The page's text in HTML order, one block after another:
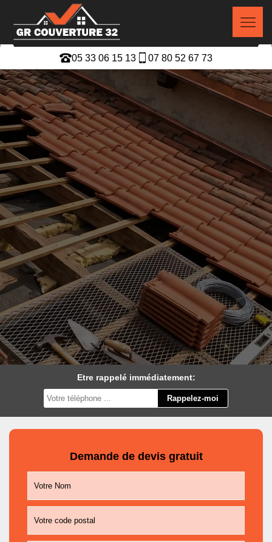
05 33 06 15 13 07 80 52 67 73
Etre rappelé immédiatement:
Demande de devis gratuit